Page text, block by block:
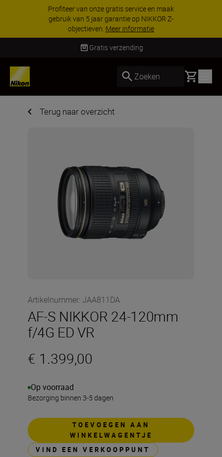
Profiteer van onze gratis service en maak
gebruik van 5 jaar garantie op NIKKOR Z-
objectieven. Meer informatie
Gratis verzending
Zoeken Basket
Terug naar overzicht
Artikelnummer: JAA811DA
AF-S NIKKOR 24-120mm
f/4G ED VR
€ 1.399,00
Op voorraad
Bezorging binnen 3-5 dagen
TOEVOEGEN AAN
WINKELWAGENTJE
VIND EEN VERKOOPPUNT